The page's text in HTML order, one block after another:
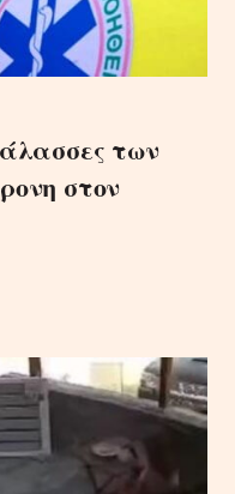
των
στον